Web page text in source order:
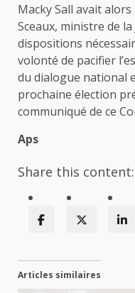
Macky Sall avait
Sceaux, ministre de
dispositions
volonté de pacifier
du dialogue national
prochaine élection
communiqué de ce
Aps
Share this content:
Articles similaires